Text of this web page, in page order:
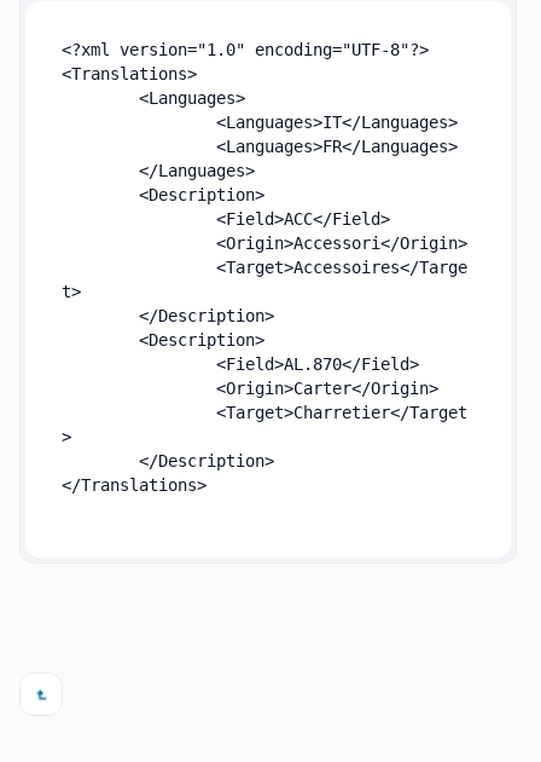
<?xml version="1.0" encoding="UTF-8"?>
<Translations>
t>
>
</Translations>